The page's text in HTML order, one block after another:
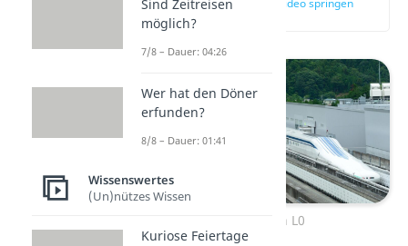
Shinkansen L0
Sind Zeitreisen
möglich?
7/8 – Dauer: 04:26
Wer hat den Döner
erfunden?
8/8 – Dauer: 01:41
Wissenswertes
(Un)nützes Wissen
Kuriose Feiertage